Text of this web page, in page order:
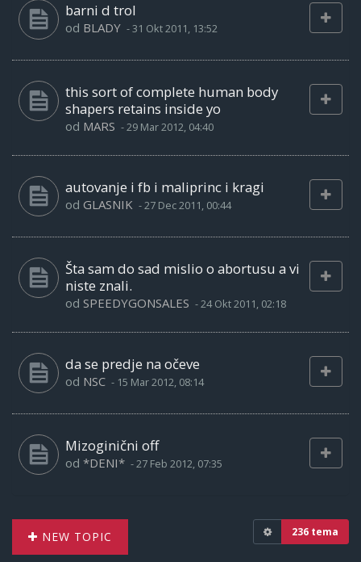
barni d trol
od BLADY -31 Okt 2011, 13:52
this sort of complete human body
shapers retains inside yo
od MARS -29 Mar 2012, 04:40
autovanje i fb i maliprinc i kragi
od GLASNIK -27 Dec 2011, 00:44
Šta sam do sad mislio o abortusu a vi
niste znali.
od SPEEDYGONSALES -24 Okt 2011, 02:18
da se predje na očeve
od NSC - 15 Mar 2012, 08:14
Mizoginični off
od *DENI* -27 Feb 2012, 07:35
NEW TOPIC 236 tema